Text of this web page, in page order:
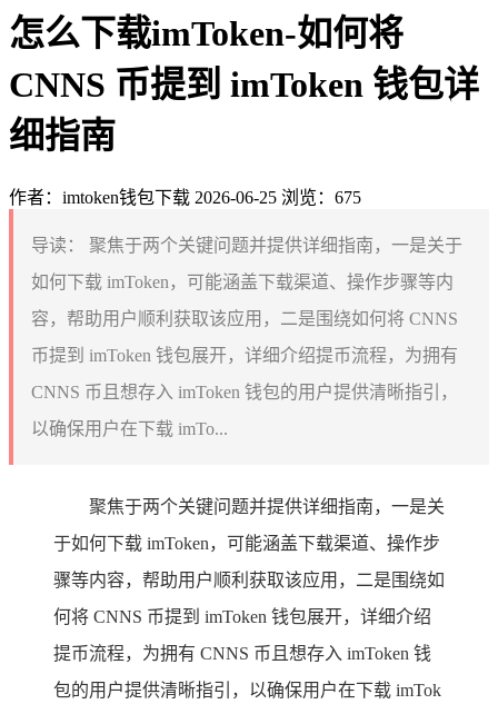
怎么下载imToken-如何将
CNNS 币提到 imToken 钱包详
细指南
作者：imtoken钱包下载 2026-06-25 浏览：675
导读：
聚焦于两个关键问题并提供详细指南，一是关于
如何下载 imToken，可能涵盖下载渠道、操作步骤等内
容，帮助用户顺利获取该应用，二是围绕如何将 CNNS
币提到 imToken 钱包展开，详细介绍提币流程，为拥有
CNNS 币且想存入 imToken 钱包的用户提供清晰指引，
以确保用户在下载 imTo...
聚焦于两个关键问题并提供详细指南，一是关
于如何下载 imToken，可能涵盖下载渠道、操作步
骤等内容，帮助用户顺利获取该应用，二是围绕如
何将 CNNS 币提到 imToken 钱包展开，详细介绍
提币流程，为拥有 CNNS 币且想存入 imToken 钱
包的用户提供清晰指引，以确保用户在下载 imTok